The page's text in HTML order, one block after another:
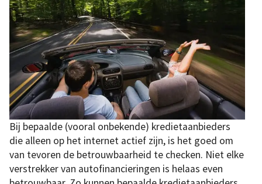
Bij bepaalde (vooral onbekende) kredietaanbieders
die alleen op het internet actief zijn, is het goed om
van tevoren de betrouwbaarheid te checken. Niet elke
verstrekker van autofinancieringen is helaas even